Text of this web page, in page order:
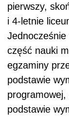
pierwszy,
i 4-letnie
Jednocześnie
część nauki
egzaminy
podstawie
podstawie